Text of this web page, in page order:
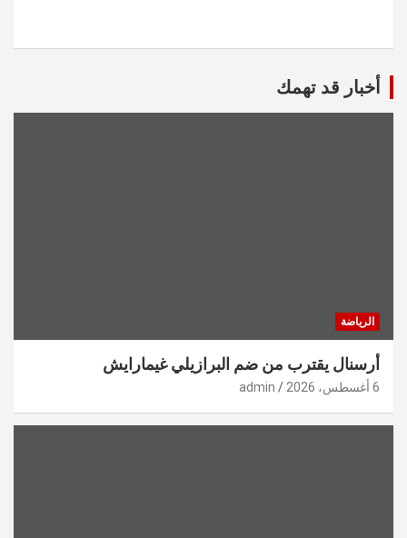
أخبار قد تهمك
الرياضة
أرسنال يقترب من ضم البرازيلي غيمارايش
6 أغسطس، 2026 admin